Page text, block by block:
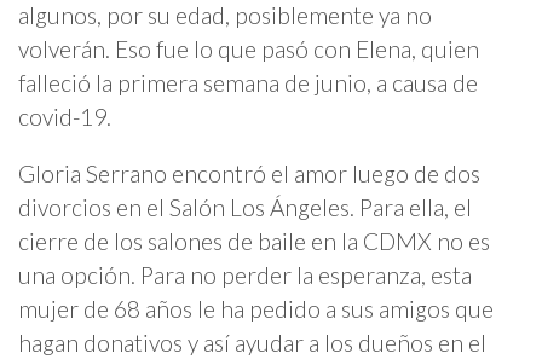
algunos, por su edad, posiblemente ya no
volverán. Eso fue lo que pasó con Elena, quien
falleció la primera semana de junio, a causa de
covid-19.
Gloria Serrano encontró el amor luego de dos
divorcios en el Salón Los Ángeles. Para ella, el
cierre de los salones de baile en la CDMX no es
una opción. Para no perder la esperanza, esta
mujer de 68 años le ha pedido a sus amigos que
hagan donativos y así ayudar a los dueños en el